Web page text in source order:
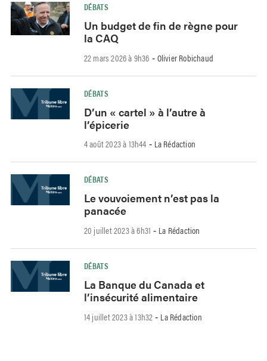
DÉBATS
Un budget de fin de règne pour
la CAQ
22 mars 2026 à 9h36 - Olivier Robichaud
DÉBATS
D’un « cartel » à l’autre à
l’épicerie
4 août 2023 à 13h44 - La Rédaction
DÉBATS
Le vouvoiement n’est pas la
panacée
20 juillet 2023 à 6h31 - La Rédaction
DÉBATS
La Banque du Canada et
l’insécurité alimentaire
14 juillet 2023 à 13h32 - La Rédaction